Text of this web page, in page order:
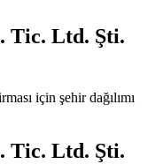
Tic. Ltd. Şti.
için şehir dağılımı
Tic. Ltd. Şti.